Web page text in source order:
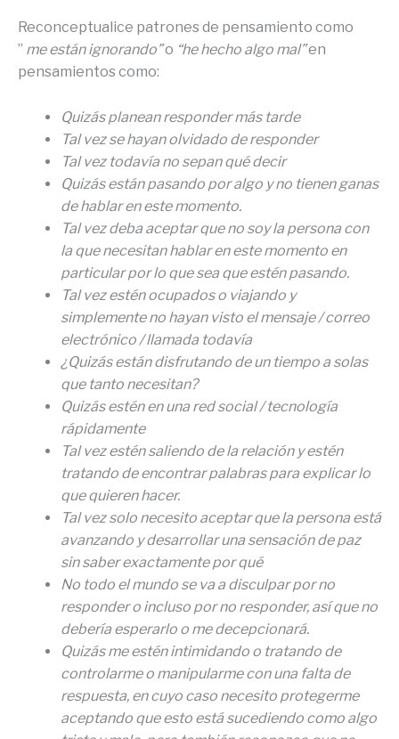
Reconceptualice patrones de pensamiento como
” me están ignorando”o “he hecho algo mal”en
pensamientos como:
Quizásplanean responder más tarde
Tal vez se hayan olvidado de responder
Tal vez todavía no sepan qué decir
Quizás están pasando por algo y no tienen ganas
de hablar en este momento.
Tal vez deba aceptar que no soy la persona con
la que necesitan hablar en este momento en
particular por lo que sea que estén pasando.
Tal vez estén ocupados o viajando y
simplemente no hayan visto el mensaje / correo
electrónico / llamada todavía
¿Quizás están disfrutando de un tiempo a solas
que tanto necesitan?
Quizás estén en una red social / tecnología
rápidamente
Tal vez estén saliendo de la relación y estén
tratando de encontrar palabras para explicar lo
que quieren hacer.
Tal vez solo necesito aceptar que la persona está
avanzando y desarrollar una sensación de paz
sin saber exactamente por qué
No todo el mundo se va a disculpar por no
responder o incluso por no responder, así que no
debería esperarlo o me decepcionará.
Quizás me estén intimidando o tratando de
controlarme o manipularme con una falta de
respuesta, en cuyo caso necesito protegerme
aceptando que esto está sucediendo como algo